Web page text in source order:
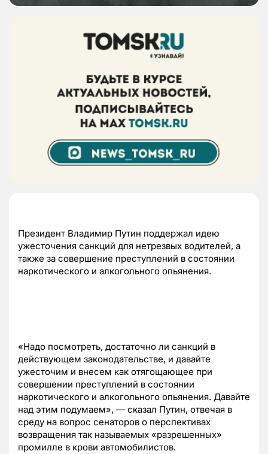
Президент Владимир Путин поддержал идею
ужесточения санкций для нетрезвых водителей, а
также за совершение преступлений в состоянии
наркотического и алкогольного опьянения.
«Надо посмотреть, достаточно ли санкций в
действующем законодательстве, и давайте
ужесточим и внесем как отягощающее при
совершении преступлений в состоянии
наркотического и алкогольного опьянения. Давайте
над этим подумаем», — сказал Путин, отвечая в
среду на вопрос сенаторов о перспективах
возвращения так называемых «разрешенных»
промилле в крови автомобилистов.